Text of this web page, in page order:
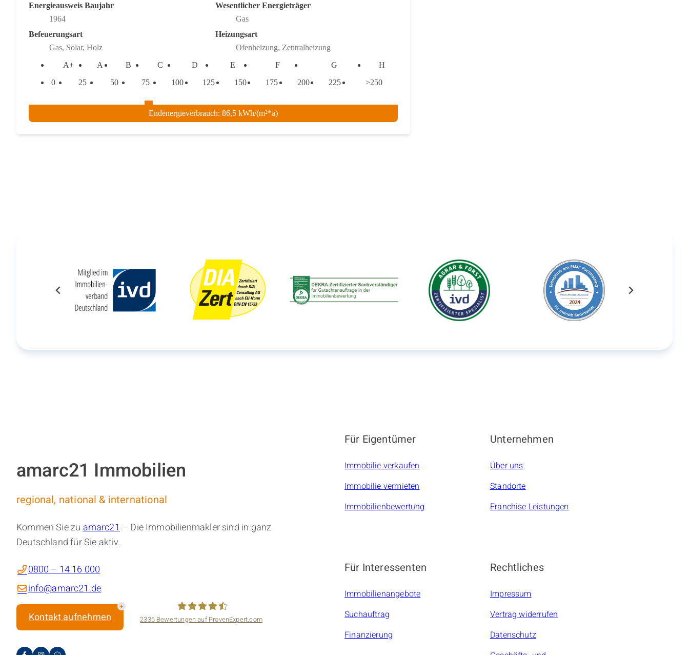
Energieausweis Baujahr
1964
Wesentlicher Energieträger
Gas
Befeuerungsart
Gas, Solar, Holz
Heizungsart
Ofenheizung, Zentralheizung
A+
A B C D E F G
H
0
25 50 75 100 125 150 175 200 225 >250
Endenergieverbrauch: 86,5 kWh/(m²*a)
amarc21 Immobilien
regional, national & international
Kommen Sie zuamarc21– Die Immobilienmakler sind in ganz
Deutschland für Sie aktiv.
0800 – 14 16 000
info@amarc21.de
Kontakt aufnehmen 2336Bewertungen auf ProvenExpert.com
Für Eigentümer
Immobilie verkaufen
Immobilie vermieten
Immobilienbewertung
Unternehmen
Über uns
Standorte
Franchise Leistungen
Für Interessenten
Immobilienangebote
Suchauftrag
Finanzierung
Rechtliches
Impressum
Vertrag widerrufen
Datenschutz